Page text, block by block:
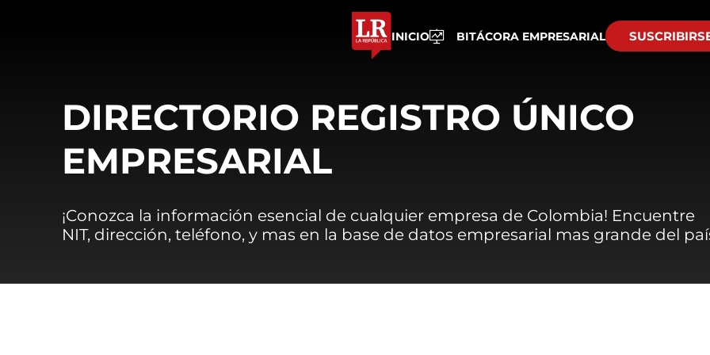
INICIO BITÁCORA EMPRESARIAL
DIRECTORIO REGISTRO ÚNICO
EMPRESARIAL
¡Conozca la información esencial de cualquier empresa de Colombia! Encuentre
NIT, dirección, teléfono, y mas en la base de datos empresarial mas grande del